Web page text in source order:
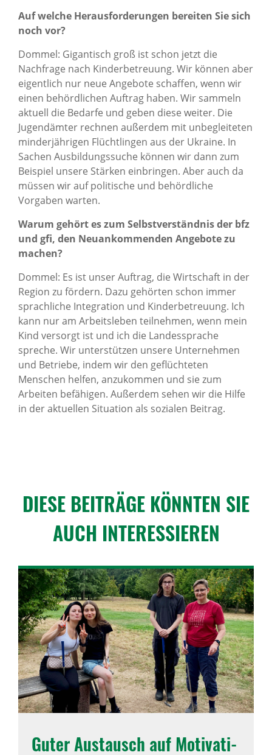
Auf welche Herausforderungen bereiten Sie sich
noch vor?
Dommel: Gigantisch groß ist schon jetzt die
Nachfrage nach Kinderbetreuung. Wir können aber
eigentlich nur neue Angebote schaffen, wenn wir
einen behördlichen Auftrag haben. Wir sammeln
aktuell die Bedarfe und geben diese weiter. Die
Jugendämter rechnen außerdem mit unbegleiteten
minderjährigen Flüchtlingen aus der Ukraine. In
Sachen Ausbildungssuche können wir dann zum
Beispiel unsere Stärken einbringen. Aber auch da
müssen wir auf politische und behördliche
Vorgaben warten.
Warum gehört es zum Selbstverständnis der bfz
und gfi, den Neuankommenden Angebote zu
machen?
Dommel: Es ist unser Auftrag, die Wirtschaft in der
Region zu fördern. Dazu gehörten schon immer
sprachliche Integration und Kinderbetreuung. Ich
kann nur am Arbeitsleben teilnehmen, wenn mein
Kind versorgt ist und ich die Landessprache
spreche. Wir unterstützen unsere Unternehmen
und Betriebe, indem wir den geflüchteten
Menschen helfen, anzukommen und sie zum
Arbeiten befähigen. Außerdem sehen wir die Hilfe
in der aktuellen Situation als sozialen Beitrag.
DIESE BEITRÄGE KÖNNTEN SIE
AUCH INTER­ES­SIEREN
Guter Austausch auf Moti­va­ti­